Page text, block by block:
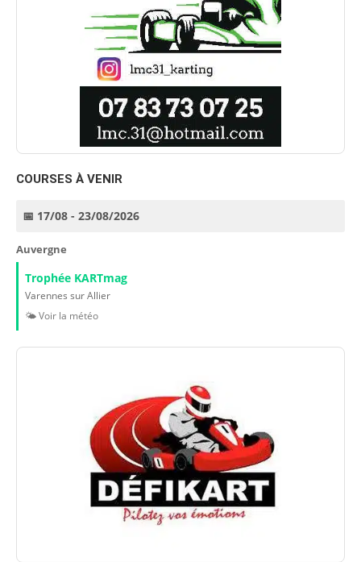
COURSES À VENIR
📅 17/08 - 23/08/2026
Auvergne
Trophée KARTmag
Varennes sur Allier
🌤️ Voir la météo